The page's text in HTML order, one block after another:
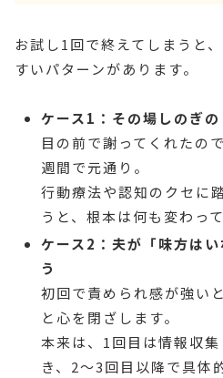
お試し1回で終えてしまうと
すいパターンがあります。
ケース1：その場しのぎ
目の前で謝ってくれたの
週間で元通り。
行動療法や認知のクセに
うと、根本は何も変わっ
ケース2：夫が「味方は
う
初回で責められ感が強い
と心を閉ざします。
本来は、1回目は情報収
き、2〜3回目以降で具体